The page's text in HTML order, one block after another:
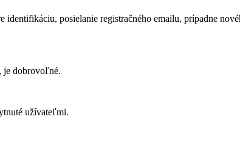
posielanie registračného emailu, prípadne
je dobrovoľné.
užívateľmi.